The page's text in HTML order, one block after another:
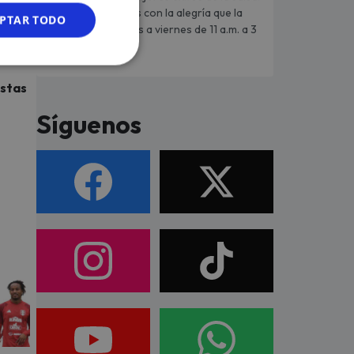
Enciende tus tardes con la alegría que la
caracteriza de lunes a viernes de 11 a.m. a 3
Síguenos
TODO